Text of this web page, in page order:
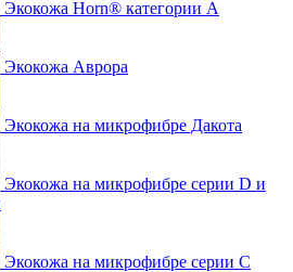
Экокожа Horn® категории A
Экокожа Аврора
Экокожа на микрофибре Дакота
Экокожа на микрофибре серии D и
Экокожа на микрофибре серии С